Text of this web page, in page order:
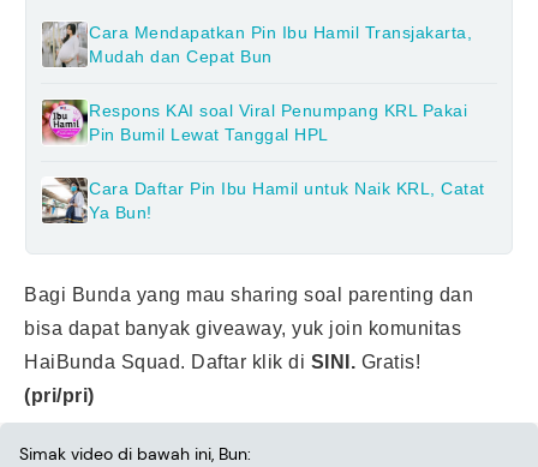
Cara Mendapatkan Pin Ibu Hamil Transjakarta,
Mudah dan Cepat Bun
Respons KAI soal Viral Penumpang KRL Pakai
Pin Bumil Lewat Tanggal HPL
Cara Daftar Pin Ibu Hamil untuk Naik KRL, Catat
Ya Bun!
Bagi Bunda yang mau sharing soal parenting dan
bisa dapat banyak giveaway, yuk join komunitas
HaiBunda Squad. Daftar klik di SINI. Gratis!
(pri/pri)
Simak video di bawah ini, Bun: